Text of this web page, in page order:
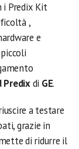
i Predix Kit
,
e
Predixdi GE.
a testare
grazie in
di ridurre il